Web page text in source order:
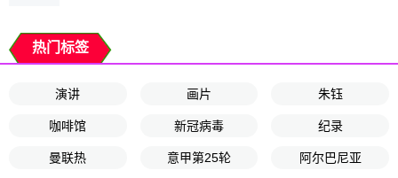
热门标签
演讲 画片 朱钰
咖啡馆 新冠病毒 纪录
曼联热 意甲第25轮 阿尔巴尼亚